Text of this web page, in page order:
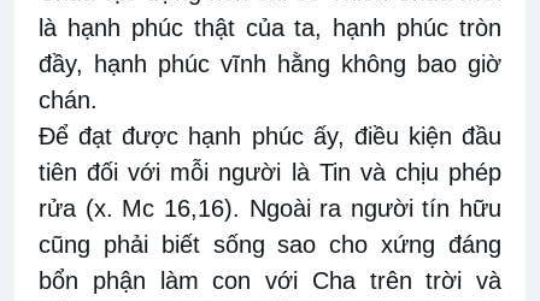
là hạnh phúc thật của ta, hạnh phúc tròn
đầy, hạnh phúc vĩnh hằng không bao giờ
chán.
Để đạt được hạnh phúc ấy, điều kiện đầu
tiên đối với mỗi người là Tin và chịu phép
rửa (x. Mc 16,16). Ngoài ra người tín hữu
cũng phải biết sống sao cho xứng đáng
bổn phận làm con với Cha trên trời và